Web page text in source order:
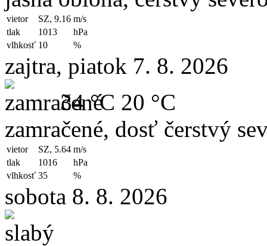
vietor SZ, 9.16 m/s
tlak
1013
hPa
vlhkosť 10 %
zajtra, piatok 7. 8. 2026
34 °C 20 °C
zamračené, dosť čerstvý
vietor SZ, 5.64 m/s
tlak
1016
hPa
vlhkosť 35 %
sobota 8. 8. 2026